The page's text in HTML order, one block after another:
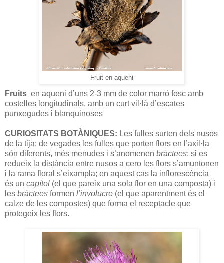
Fruit en aqueni
Fruits en aqueni d’uns 2-3 mm de color marró fosc amb
costelles longitudinals, amb un curt vil·là d’escates
punxegudes i blanquinoses
CURIOSITATS BOTÀNIQUES: Les fulles surten dels nusos
de la tija; de vegades les fulles que porten flors en l’axil·la
són diferents, més menudes i s’anomenen bràctees; si es
redueix la distància entre nusos a cero les flors s’amuntonen
i la rama floral s’eixampla; en aquest cas la inflorescència
és un capítol (el que pareix una sola flor en una composta) i
les bràctees formen l’involucre (el que aparentment és el
calze de les compostes) que forma el receptacle que
protegeix les flors.